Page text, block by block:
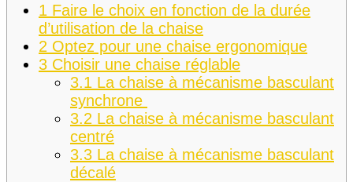
1 Faire le choix en fonction de la durée
d’utilisation de la chaise
2 Optez pour une chaise ergonomique
3 Choisir une chaise réglable
3.1 La chaise à mécanisme basculant
synchrone
3.2 La chaise à mécanisme basculant
centré
3.3 La chaise à mécanisme basculant
décalé